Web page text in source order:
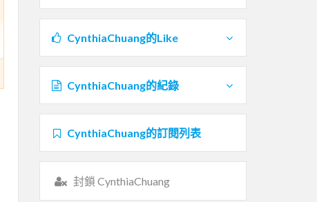
CynthiaChuang的Like
CynthiaChuang的紀錄
CynthiaChuang的訂閱列表
封鎖 CynthiaChuang